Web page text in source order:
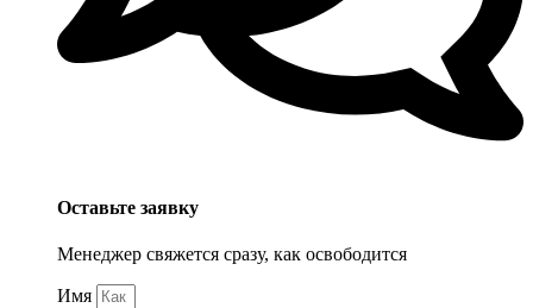
Оставьте заявку
Менеджер свяжется сразу, как освободится
Имя